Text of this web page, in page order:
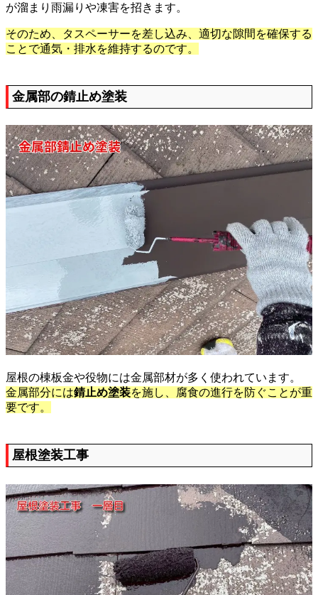
が溜まり雨漏りや凍害を招きます。
そのため、タスペーサーを差し込み、適切な隙間を確保する
ことで通気・排水を維持するのです。
金属部の錆止め塗装
屋根の棟板金や役物には金属部材が多く使われています。
金属部分には錆止め塗装を施し、腐食の進行を防ぐことが重
要です。
屋根塗装工事